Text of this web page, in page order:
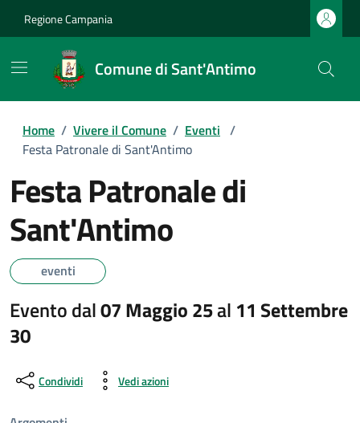
Regione Campania
Comune di Sant'Antimo
Home / Vivere il Comune / Eventi /
Festa Patronale di Sant'Antimo
Festa Patronale di
Sant'Antimo
eventi
Evento dal07 Maggio 25al 11 Settembre
30
Condividi Vedi azioni